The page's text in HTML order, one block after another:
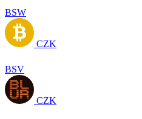
BSW
CZK
BSV
CZK